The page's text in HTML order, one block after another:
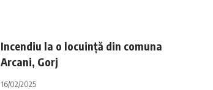
Incendiu la o locuință din comuna
Arcani, Gorj
16/02/2025